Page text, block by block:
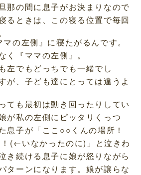
那の間に息子がお決まりなので
るときは、この寝る位置で毎回
の左側』に寝たがるんです。
く『ママの左側』。
左でもどっちでも一緒でし
が、子ども達にとっては違うよ
ても最初は動き回ったりしてい
が私の左側にピッタリくっつ
息子が「ここ○○くんの場所！
(←いなかったのに)」と泣きわ
き続ける息子に娘が怒りながら
ターンになります。娘が譲らな